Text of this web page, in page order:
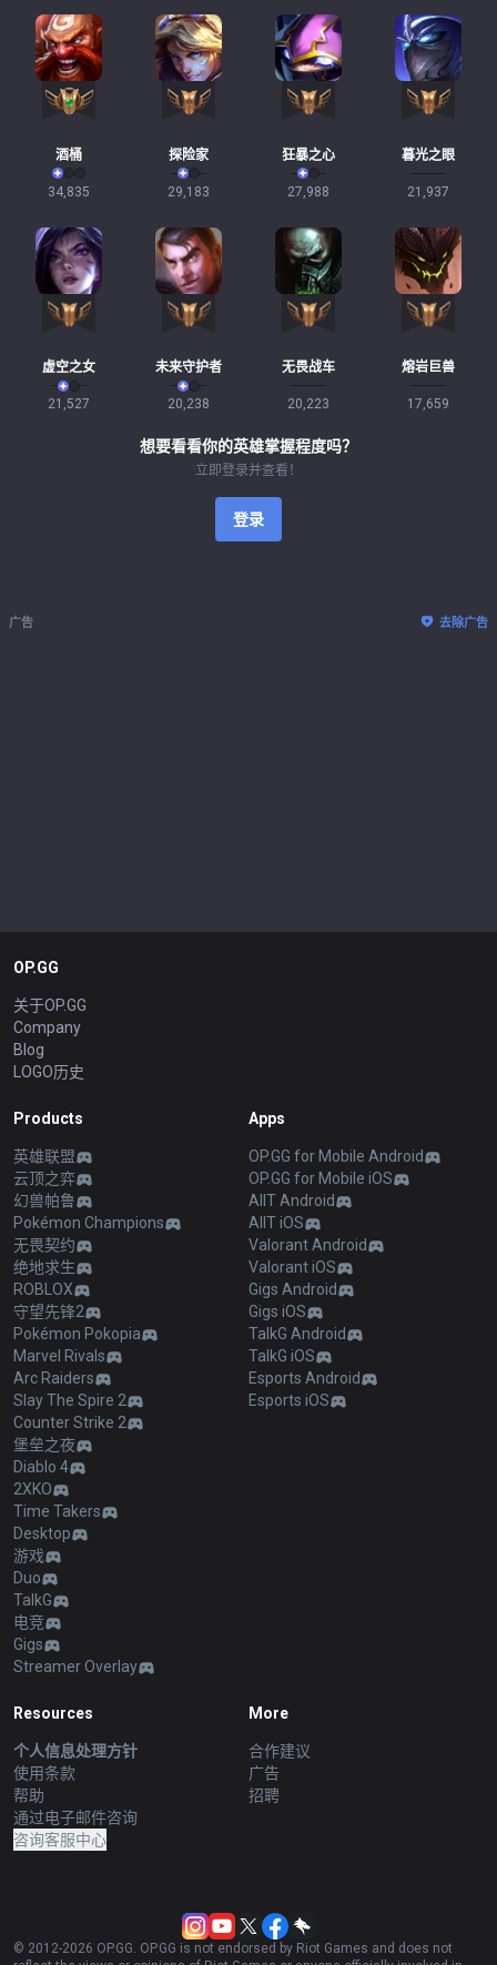
酒桶
34,835
探险家
29,183
狂暴之心
27,988
暮光之眼
21,937
虚空之女
21,527
未来守护者
20,238
无畏战车
20,223
熔岩巨兽
17,659
想要看看你的英雄掌握程度吗？
立即登录并查看！
登录
广告 去除广告
OP.GG
关于OP.GG
Company
Blog
LOGO历史
Products
英雄联盟
云顶之弈
幻兽帕鲁
Pokémon Champions
无畏契约
绝地求生
ROBLOX
守望先锋2
Pokémon Pokopia
Marvel Rivals
Arc Raiders
Slay The Spire 2
Counter Strike 2
堡垒之夜
Diablo 4
2XKO
Time Takers
Desktop
游戏
Duo
TalkG
电竞
Gigs
Streamer Overlay
Apps
OP.GG for Mobile Android
OP.GG for Mobile iOS
AllT Android
AllT iOS
Valorant Android
Valorant iOS
Gigs Android
Gigs iOS
TalkG Android
TalkG iOS
Esports Android
Esports iOS
Resources
个人信息处理方针
使用条款
帮助
通过电子邮件咨询
咨询客服中心
More
合作建议
广告
招聘
© 2012-2026 OP.GG. OP.GG is not endorsed by Riot Games and does not